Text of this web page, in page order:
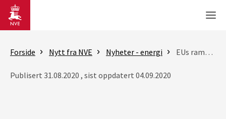
Gå til hovedinnhold
Forside Nytt fra NVE Nyheter - energi EUs rammeforordning for energimerking, forordning 2017/1369, blir norsk lov 1. oktober 2020
Publisert 31.08.2020 , sist oppdatert 04.09.2020